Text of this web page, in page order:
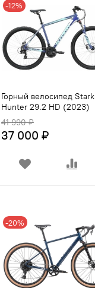
-12%
Горный велосипед Stark
Hunter 29.2 HD (2023)
41 990 ₽
37 000 ₽
-20%